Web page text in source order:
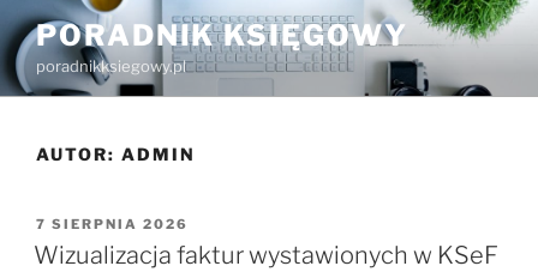
Przejdź
do
treści
PORADNIK KSIĘGOWY
poradnikksiegowy.pl
AUTOR: ADMIN
OPUBLIKOWANE
W
7 SIERPNIA 2026
Wizualizacja faktur wystawionych w KSeF